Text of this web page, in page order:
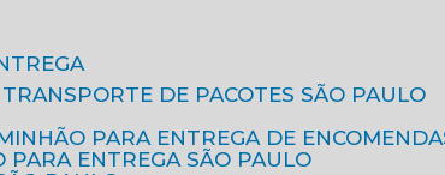
TRANSPORTE DE PACOTES SÃO PAULO
PARA ENTREGA DE
PARA ENTREGA SÃO PAULO